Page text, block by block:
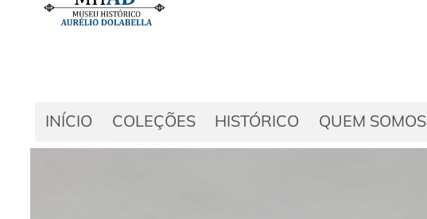
INÍCIO COLEÇÕES HISTÓRICO QUEM SOMOS